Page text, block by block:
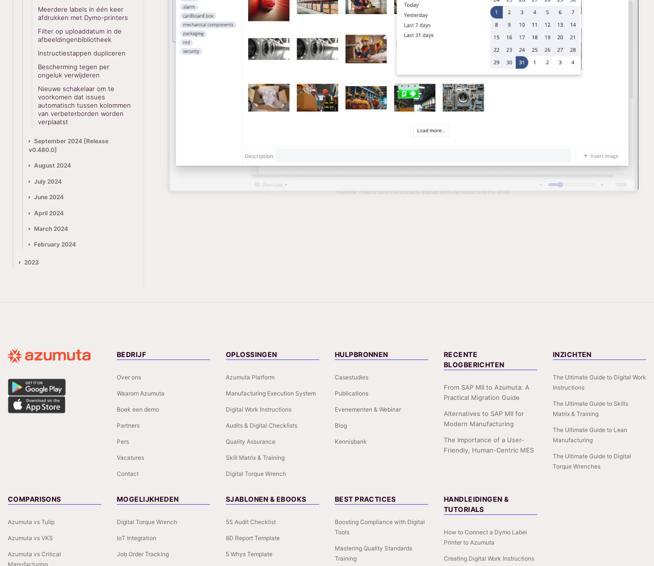
Meerdere labels in één keer
afdrukken met Dymo-printers
Filter op uploaddatum in de
afbeeldingenbibliotheek
Instructiestappen dupliceren
Bescherming tegen per
ongeluk verwijderen
Nieuwe schakelaar om te
voorkomen dat issues
automatisch tussen kolommen
van verbeterborden worden
verplaatst
September 2024 [Release
v0.480.0]
August 2024
July 2024
June 2024
April 2024
March 2024
February 2024
2023
BEDRIJF
Over ons
Waarom Azumuta
Boek een demo
Partners
Pers
Vacatures
Contact
OPLOSSINGEN
Azumuta Platform
Manufacturing Execution System
Digital Work Instructions
Audits & Digital Checklists
Quality Assurance
Skill Matrix & Training
Digital Torque Wrench
HULPBRONNEN
Casestudies
Publications
Evenementen & Webinar
Blog
Kennisbank
RECENTE
BLOGBERICHTEN
From SAP MII to Azumuta: A
Practical Migration Guide
Alternatives to SAP MII for
Modern Manufacturing
The Importance of a User-
Friendly, Human-Centric MES
INZICHTEN
The Ultimate Guide to Digital Work
Instructions
The Ultimate Guide to Skills
Matrix & Training
The Ultimate Guide to Lean
Manufacturing
The Ultimate Guide to Digital
Torque Wrenches
COMPARISONS
Azumuta vs Tulip
Azumuta vs VKS
Azumuta vs Critical
Manufacturing
MOGELIJKHEDEN
Digital Torque Wrench
IoT Integration
Job Order Tracking
SJABLONEN & EBOOKS
5S Audit Checklist
8D Report Template
5 Whys Template
BEST PRACTICES
Boosting Compliance with Digital
Tools
Mastering Quality Standards
Training
HANDLEIDINGEN &
TUTORIALS
How to Connect a Dymo Label
Printer to Azumuta
Creating Digital Work Instructions